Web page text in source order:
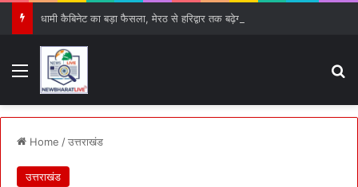
Menu
Home /उत्तराखंड
उत्तराखंड